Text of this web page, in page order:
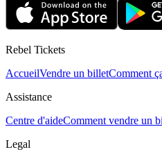
Rebel Tickets
AccueilVendre un billetComment
Assistance
Centre d'aideComment vendre un
Legal